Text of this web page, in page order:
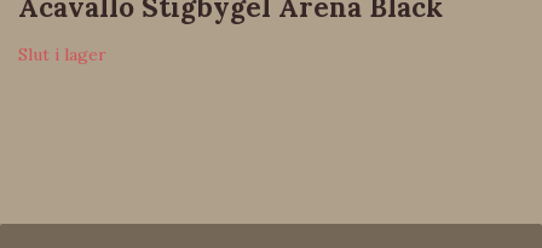
Slut i lager